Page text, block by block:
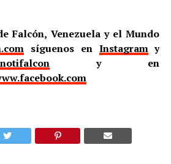
Falcón, Venezuela y el Mundo
síguenos en Instagramy
y en